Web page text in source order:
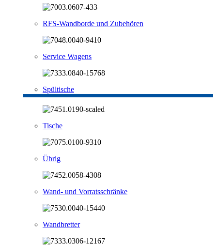
RFS-Wandborde und Zubehören
Service Wagens
Spültische
Tische
Übrig
Wand- und Vorratsschränke
Wandbretter